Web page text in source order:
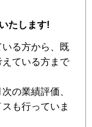
たします!
る方から、既
ている方まで
の業績評価、
も行っていま